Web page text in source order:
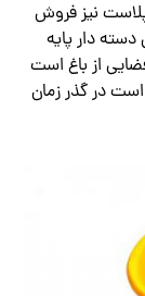
پلاست نیز فروش
دار پایه
از باغ است
در گذر زمان